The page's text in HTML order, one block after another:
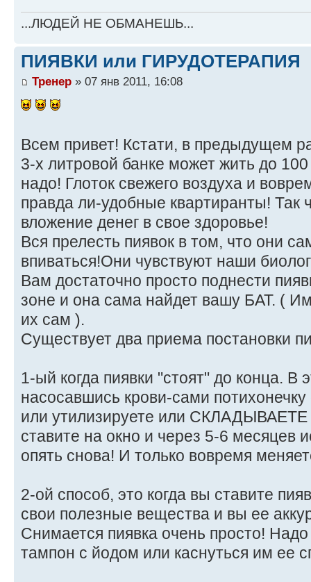
...ЛЮДЕЙ НЕ ОБМАНЕШЬ...
ПИЯВКИ или ГИРУДОТЕРАПИЯ
Тренер » 07 янв 2011, 16:08
Всем привет! Кстати, в предыдущем
3-х литровой банке может жить до
надо! Глоток свежего воздуха и
правда ли-удобные квартиранты! Так
вложение денег в свое здоровье!
Вся прелесть пиявок в том, что они
впиваться!Они чувствуют наши
Вам достаточно просто поднести
зоне и она сама найдет вашу БАТ. (
их сам ).
Существует два приема постановки
1-ый когда пиявки "стоят" до конца. В
насосавшись крови-сами
или утилизируете или
ставите на окно и через 5-6 месяцев
опять снова! И только вовремя
2-ой способ, это когда вы ставите
свои полезные вещества и вы ее
Снимается пиявка очень просто!
тампон с йодом или каснуться им ее